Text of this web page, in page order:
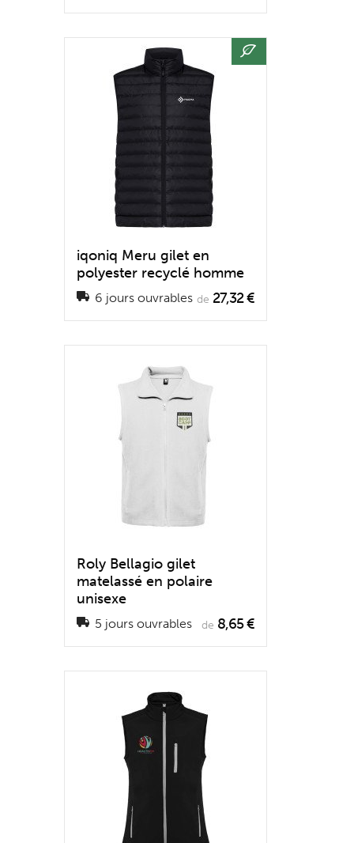
iqoniq Meru gilet en
polyester recyclé homme
6 jours ouvrables de 27,32 €
Roly Bellagio gilet
matelassé en polaire
unisexe
5 jours ouvrables de 8,65 €